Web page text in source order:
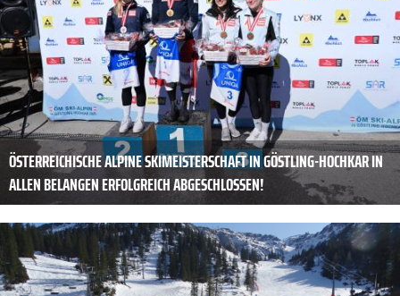
ÖSTERREICHISCHE ALPINE SKIMEISTERSCHAFT IN GÖSTLING-HOCHKAR IN
ALLEN BELANGEN ERFOLGREICH ABGESCHLOSSEN!